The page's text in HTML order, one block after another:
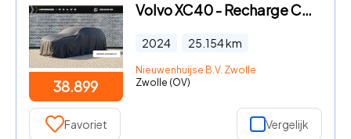
38.899
Volvo XC40 - Recharge Core 70 kWh | Warmtepomp | Achteruitrijcamera | Par
2024 25.154km
Nieuwenhuijse B.V. Zwolle
Zwolle (OV)
Favoriet Vergelijk